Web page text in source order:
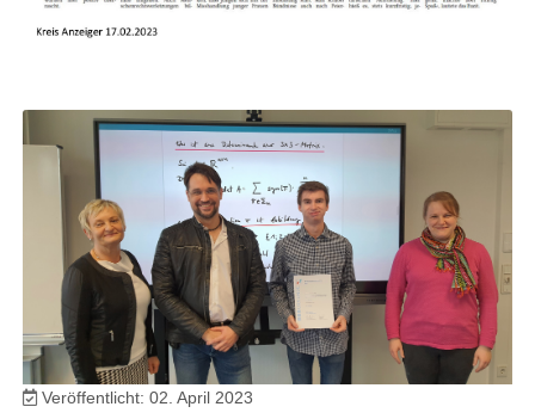
Veröffentlicht: 02. April 2023